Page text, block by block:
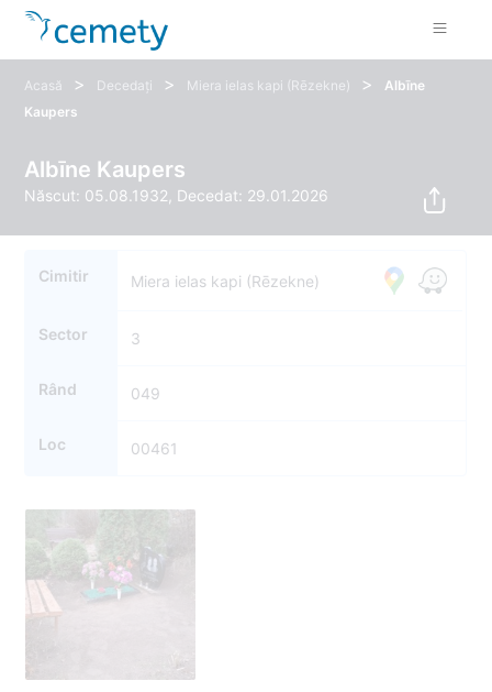
Acasă > Decedați > Miera ielas kapi (Rēzekne) >
Albīne
Kaupers
Albīne Kaupers
Născut: 05.08.1932, Decedat: 29.01.2026
Cimitir Miera ielas kapi (Rēzekne)
Sector 3
Rând 049
Loc 00461